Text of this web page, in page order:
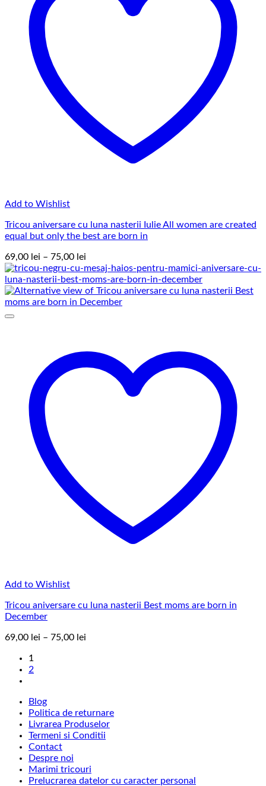
Add to Wishlist
Tricou aniversare cu luna nasterii Iulie All women are created
equal but only the best are born in
69,00 lei – 75,00 lei
de
prețuri:
69,00 lei
până
Add to Wishlist
Tricou aniversare cu luna nasterii Best moms are born in
December
69,00 lei – 75,00 lei
1
2
Blog
Politica de returnare
Livrarea Produselor
Termeni si Conditii
Contact
Despre noi
Marimi tricouri
Prelucrarea datelor cu caracter personal